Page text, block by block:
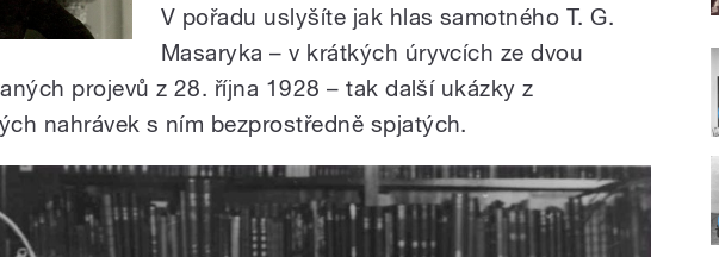
V pořadu uslyšíte jak hlas samotného T. G.
Masaryka – v krátkých úryvcích ze dvou
projevů z 28. října 1928 – tak další ukázky z
nahrávek s ním bezprostředně spjatých.